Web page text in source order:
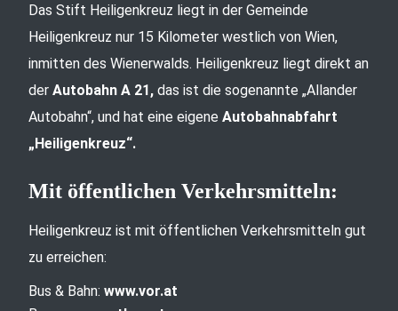
Das Stift Heiligenkreuz liegt in der Gemeinde
Heiligenkreuz nur 15 Kilometer westlich von Wien,
inmitten des Wienerwalds. Heiligenkreuz liegt direkt an
der Autobahn A 21, das ist die sogenannte „Allander
Autobahn“, und hat eine eigene Autobahnabfahrt
„Heiligenkreuz“.
Mit öffentlichen Verkehrsmitteln:
Heiligenkreuz ist mit öffentlichen Verkehrsmitteln gut
zu erreichen:
Bus & Bahn: www.vor.at